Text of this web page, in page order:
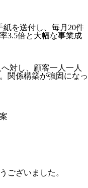
紙を送付し、毎月20件
3.5倍と大幅な事業成
対し、顧客一人一人
関係構築が強固になっ
ございました。